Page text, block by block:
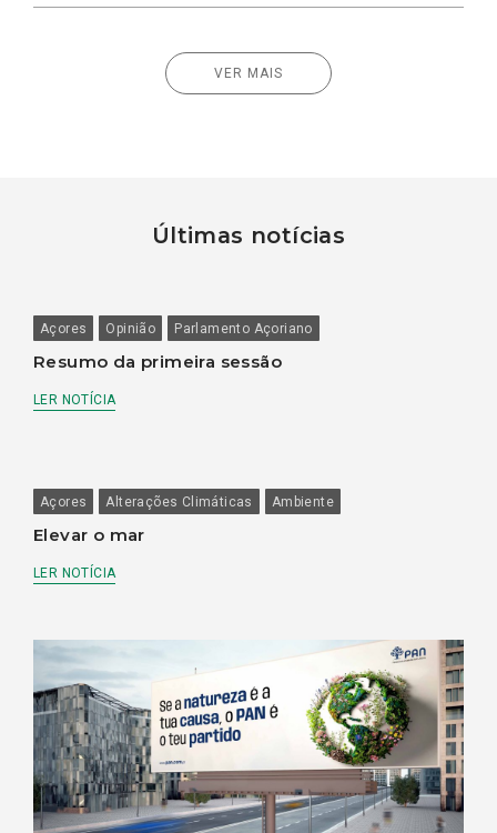
VER MAIS
Últimas notícias
Açores Opinião Parlamento Açoriano
Resumo da primeira sessão
LER NOTÍCIA
Açores Alterações Climáticas Ambiente
Elevar o mar
LER NOTÍCIA